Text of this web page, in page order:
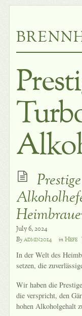
July 6, 2024
Byadmin2014 inHefe
In der Welt des
setzen, die
Wir haben die
die verspricht, den
hohen Alkoholgehalt